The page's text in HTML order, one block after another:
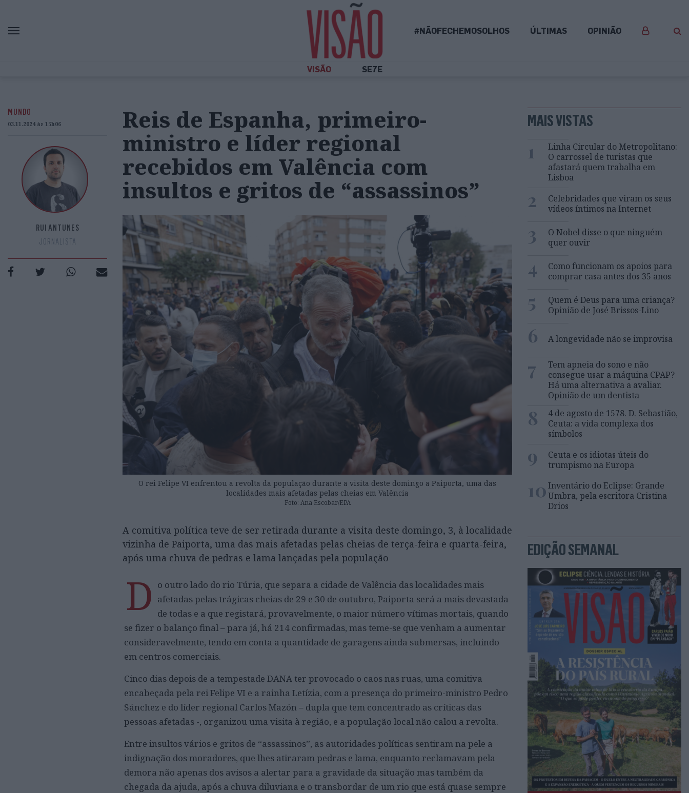
#NÃOFECHEMOSOLHOS ÚLTIMAS OPINIÃO
VISÃO SE7E
MUNDO
03.11.2024 às 15h06
RUI ANTUNES
JORNALISTA
Reis de Espanha, primeiro-
ministro e líder regional
recebidos em Valência com
insultos e gritos de “assassinos”
O rei Felipe VI enfrentou a revolta da população durante a visita deste domingo a Paiporta, uma das
localidades mais afetadas pelas cheias em Valência
Foto: Ana Escobar/EPA
A comitiva política teve de ser retirada durante a visita deste domingo, 3, à localidade
vizinha de Paiporta, uma das mais afetadas pelas cheias de terça-feira e quarta-feira,
após uma chuva de pedras e lama lançadas pela população
D o outro lado do rio Túria, que separa a cidade de Valência das localidades mais
afetadas pelas trágicas cheias de 29 e 30 de outubro, Paiporta será a mais devastada
de todas e a que registará, provavelmente, o maior número vítimas mortais, quando
se fizer o balanço final – para já, há 214 confirmadas, mas teme-se que venham a aumentar
consideravelmente, tendo em conta a quantidade de garagens ainda submersas, incluindo
em centros comerciais.
Cinco dias depois de a tempestade DANA ter provocado o caos nas ruas, uma comitiva
encabeçada pela rei Felipe VI e a rainha Letízia, com a presença do primeiro-ministro Pedro
Sánchez e do líder regional Carlos Mazón – dupla que tem concentrado as críticas das
pessoas afetadas -, organizou uma visita à região, e a população local não calou a revolta.
Entre insultos vários e gritos de “assassinos”, as autoridades políticas sentiram na pele a
indignação dos moradores, que lhes atiraram pedras e lama, enquanto reclamavam pela
demora não apenas dos avisos a alertar para a gravidade da situação mas também da
chegada da ajuda, após a chuva diluviana e o transbordar de um rio que está quase sempre
MAIS VISTAS
1
Linha Circular do Metropolitano:
O carrossel de turistas que
afastará quem trabalha em
Lisboa
2
Celebridades que viram os seus
vídeos íntimos na Internet
3
O Nobel disse o que ninguém
quer ouvir
4
Como funcionam os apoios para
comprar casa antes dos 35 anos
5
Quem é Deus para uma criança?
Opinião de José Brissos-Lino
6 A longevidade não se improvisa
7
Tem apneia do sono e não
consegue usar a máquina CPAP?
Há uma alternativa a avaliar.
Opinião de um dentista
8
4 de agosto de 1578. D. Sebastião,
Ceuta: a vida complexa dos
símbolos
9
Ceuta e os idiotas úteis do
trumpismo na Europa
10Inventário do Eclipse: Grande
Umbra, pela escritora Cristina
Drios
EDIÇÃO SEMANAL